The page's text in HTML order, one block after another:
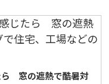
ら 窓の遮熱で酷暑対